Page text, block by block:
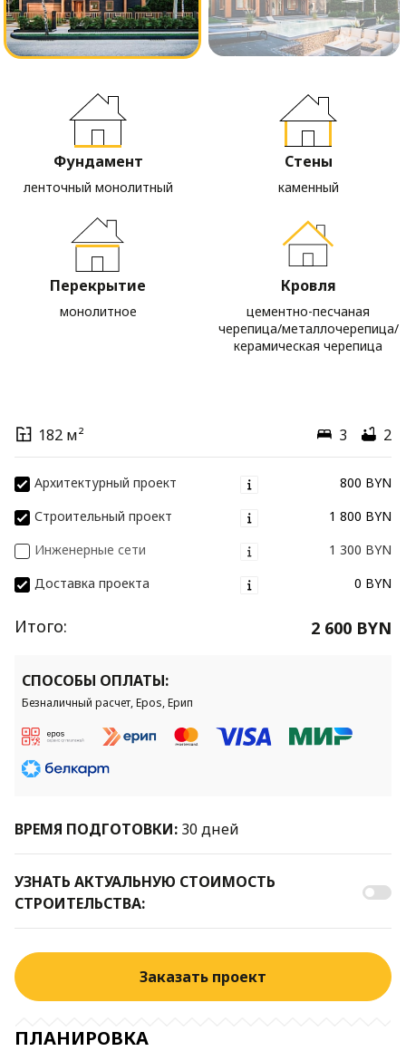
Фундамент
ленточный монолитный
Стены
каменный
Перекрытие
монолитное
Кровля
цементно-песчаная
черепица/металлочерепица/
керамическая черепица
182 м² 3 2
Архитектурный проект
800 BYN
Строительный проект
1 800 BYN
Инженерные сети
1 300 BYN
Доставка проекта
0 BYN
Итого: 2 600 BYN
СПОСОБЫ ОПЛАТЫ:
Безналичный расчет, Epos, Ерип
ВРЕМЯ ПОДГОТОВКИ: 30 дней
УЗНАТЬ АКТУАЛЬНУЮ СТОИМОСТЬ
СТРОИТЕЛЬСТВА:
Заказать проект
ПЛАНИРОВКА